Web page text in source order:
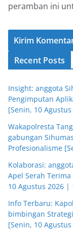
peramban ini
Recent Posts
Insight: anggota
Pengimputan
[Senin, 10
Wakapolresta
gabungan
Profesionalisme
Kolaborasi:
Apel Serah
10 Agustus 2026 |
Info Terbaru:
bimbingan
[Senin, 10